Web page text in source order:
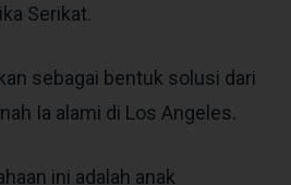
Serikat.
sebagai bentuk solusi dari
Ia alami di Los Angeles.
ini adalah anak